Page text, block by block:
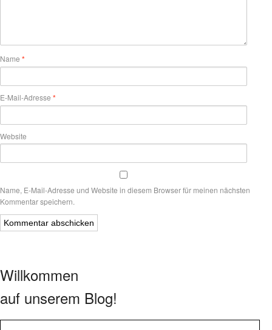
Name *
E-Mail-Adresse *
Website
Name, E-Mail-Adresse und Website in diesem Browser für meinen nächsten
Kommentar speichern.
Willkommen
auf unserem Blog!